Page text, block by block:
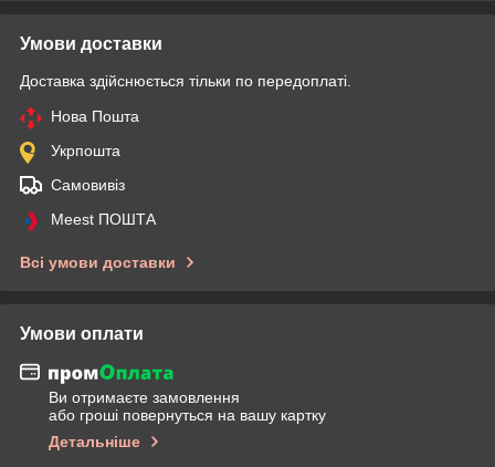
Умови доставки
Доставка здійснюється тільки по передоплаті.
Нова Пошта
Укрпошта
Самовивіз
Meest ПОШТА
Всі умови доставки
Умови оплати
Ви отримаєте замовлення
або гроші повернуться на вашу картку
Детальніше